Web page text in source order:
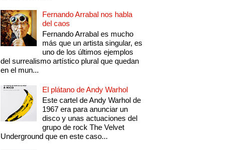
Fernando Arrabal nos habla
del caos
Fernando Arrabal es mucho
más que un artista singular, es
uno de los últimos ejemplos
del surrealismo artístico plural que quedan
en el mun...
El plátano de Andy Warhol
Este cartel de Andy Warhol de
1967 era para anunciar un
disco y unas actuaciones del
grupo de rock The Velvet
Underground que en este caso...